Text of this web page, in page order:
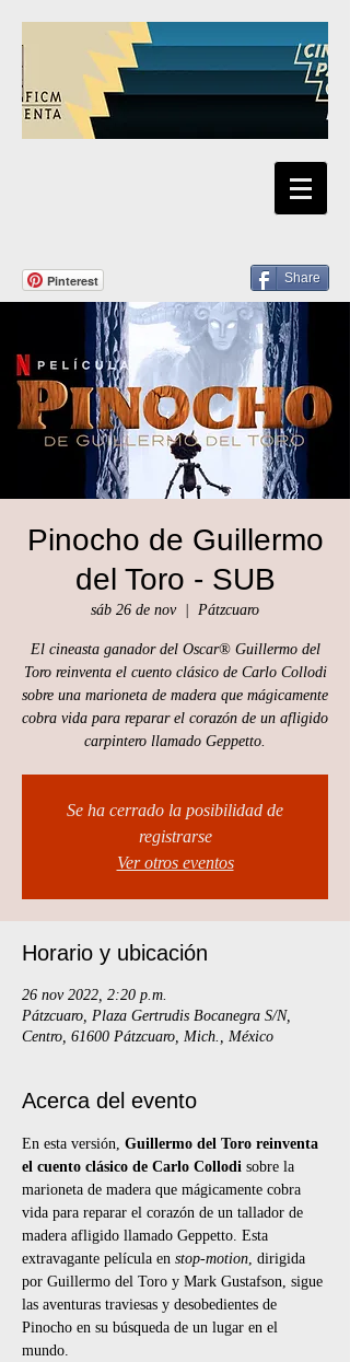
Pinterest Share
Pinocho de Guillermo
del Toro - SUB
sáb 26 de nov
  |
Pátzcuaro
El cineasta ganador del Oscar® Guillermo del
Toro reinventa el cuento clásico de Carlo Collodi
sobre una marioneta de madera que mágicamente
cobra vida para reparar el corazón de un afligido
carpintero llamado Geppetto.
Se ha cerrado la posibilidad de
registrarse
Ver otros eventos
Horario y ubicación
26 nov 2022, 2:20 p.m.
Pátzcuaro, Plaza Gertrudis Bocanegra S/N,
Centro, 61600 Pátzcuaro, Mich., México
Acerca del evento
En esta versión, Guillermo del Toro reinventa
el cuento clásico de Carlo Collodi sobre la
marioneta de madera que mágicamente cobra
vida para reparar el corazón de un tallador de
madera afligido llamado Geppetto. Esta
extravagante película en stop-motion, dirigida
por Guillermo del Toro y Mark Gustafson, sigue
las aventuras traviesas y desobedientes de
Pinocho en su búsqueda de un lugar en el
mundo.